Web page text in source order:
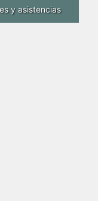
y asistencias